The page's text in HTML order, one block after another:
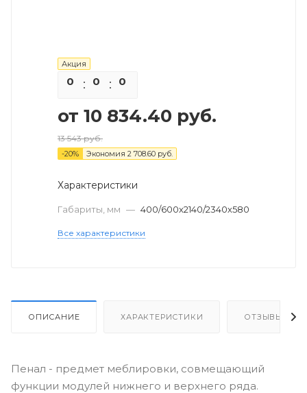
Акция
0 0 0
от 10 834.40 руб.
13 543 руб.
-20% Экономия 2 708.60 руб.
Характеристики
Габариты, мм — 400/600х2140/2340х580
Все характеристики
ОПИСАНИЕ ХАРАКТЕРИСТИКИ ОТЗЫВЫ
Пенал - предмет меблировки, совмещающий
функции модулей нижнего и верхнего ряда.